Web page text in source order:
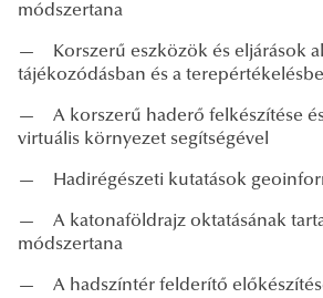
módszertana
— Korszerű eszközök és eljárások
tájékozódásban és a
— A korszerű haderő felkészítése
virtuális környezet segítségével
— Hadirégészeti kutatások
— A katonaföldrajz oktatásának
módszertana
— A hadszíntér felderítő